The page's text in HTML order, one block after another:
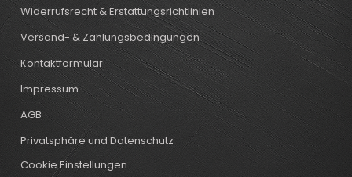
Widerrufsrecht & Erstattungsrichtlinien
Versand- & Zahlungsbedingungen
Kontaktformular
Impressum
AGB
Privatsphäre und Datenschutz
Cookie Einstellungen